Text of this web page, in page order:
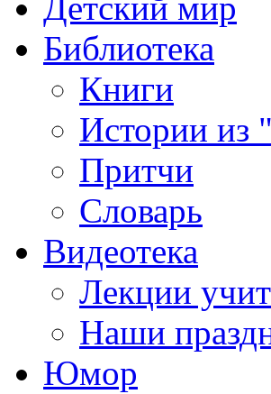
Детский мир
Библиотека
Книги
Истории
Притчи
Словарь
Видеотека
Лекции
Наши
Юмор